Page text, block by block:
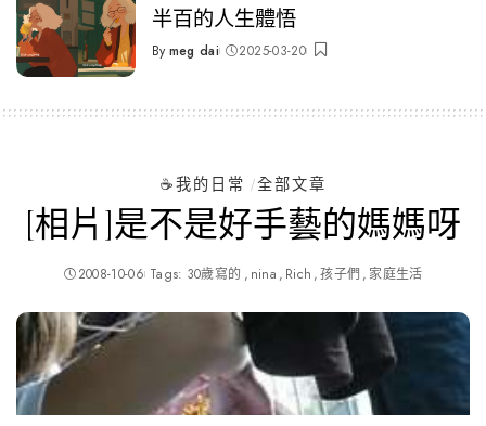
半百的人生體悟
Posted
By meg dai 2025-03-20
☕️我的日常 全部文章
[相片]是不是好手藝的媽媽呀
2008-10-06 Tags: 30歲寫的 nina Rich 孩子們 家庭生活